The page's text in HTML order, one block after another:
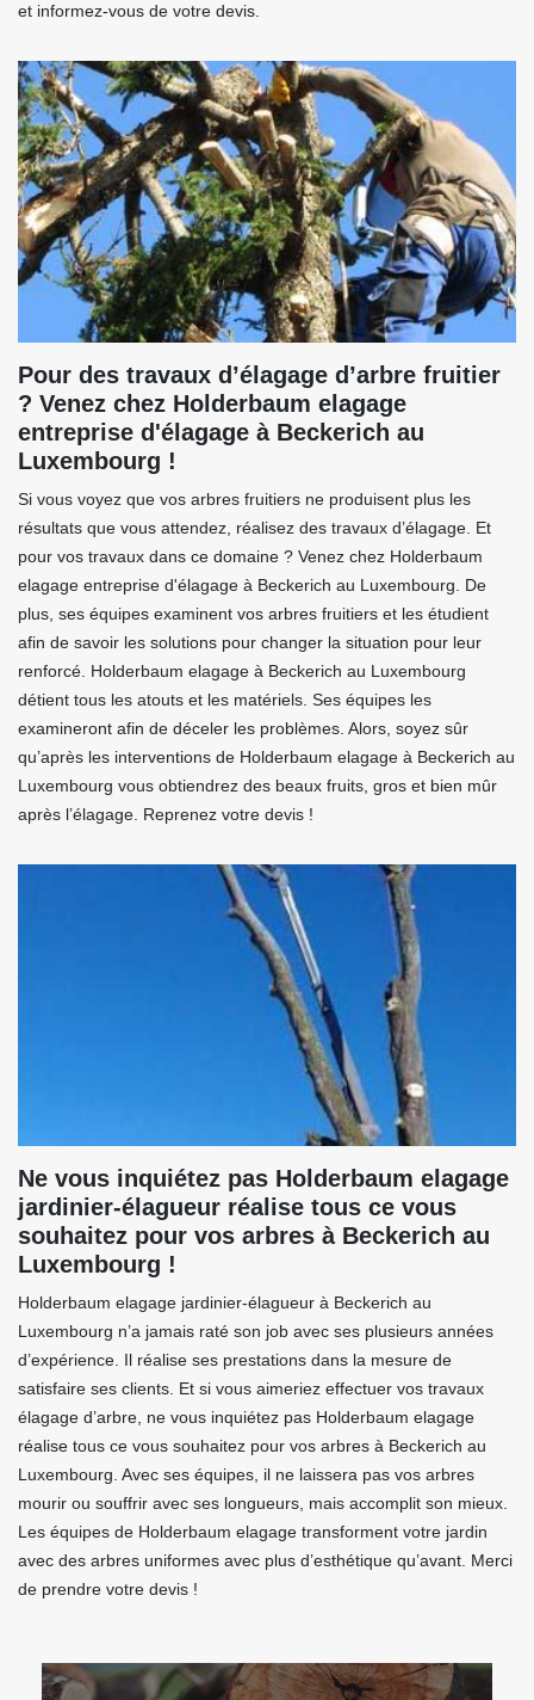
et informez-vous de votre devis.
Pour des travaux d’élagage d’arbre fruitier
? Venez chez Holderbaum elagage
entreprise d'élagage à Beckerich au
Luxembourg !
Si vous voyez que vos arbres fruitiers ne produisent plus les
résultats que vous attendez, réalisez des travaux d’élagage. Et
pour vos travaux dans ce domaine ? Venez chez Holderbaum
elagage entreprise d'élagage à Beckerich au Luxembourg. De
plus, ses équipes examinent vos arbres fruitiers et les étudient
afin de savoir les solutions pour changer la situation pour leur
renforcé. Holderbaum elagage à Beckerich au Luxembourg
détient tous les atouts et les matériels. Ses équipes les
examineront afin de déceler les problèmes. Alors, soyez sûr
qu’après les interventions de Holderbaum elagage à Beckerich au
Luxembourg vous obtiendrez des beaux fruits, gros et bien mûr
après l’élagage. Reprenez votre devis !
Ne vous inquiétez pas Holderbaum elagage
jardinier-élagueur réalise tous ce vous
souhaitez pour vos arbres à Beckerich au
Luxembourg !
Holderbaum elagage jardinier-élagueur à Beckerich au
Luxembourg n’a jamais raté son job avec ses plusieurs années
d’expérience. Il réalise ses prestations dans la mesure de
satisfaire ses clients. Et si vous aimeriez effectuer vos travaux
élagage d’arbre, ne vous inquiétez pas Holderbaum elagage
réalise tous ce vous souhaitez pour vos arbres à Beckerich au
Luxembourg. Avec ses équipes, il ne laissera pas vos arbres
mourir ou souffrir avec ses longueurs, mais accomplit son mieux.
Les équipes de Holderbaum elagage transforment votre jardin
avec des arbres uniformes avec plus d’esthétique qu’avant. Merci
de prendre votre devis !